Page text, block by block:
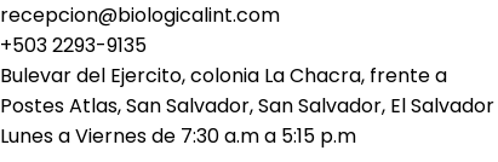
recepcion@biologicalint.com
+503 2293-9135
Bulevar del Ejercito, colonia La Chacra, frente a
Postes Atlas, San Salvador, San Salvador, El Salvador
Lunes a Viernes de 7:30 a.m a 5:15 p.m